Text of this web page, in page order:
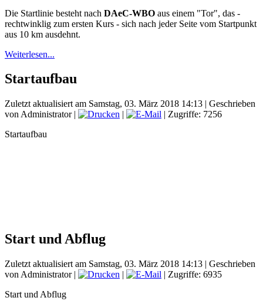
Die Startlinie besteht nach DAeC-WBO aus einem "Tor", das -
rechtwinklig zum ersten Kurs - sich nach jeder Seite vom Startpunkt
aus 10 km ausdehnt.
Weiterlesen...
Startaufbau
Zuletzt aktualisiert am Samstag, 03. März 2018 14:13 | Geschrieben
von Administrator| |
| Zugriffe: 7256
Startaufbau
Start und Abflug
Zuletzt aktualisiert am Samstag, 03. März 2018 14:13 | Geschrieben
von Administrator| |
| Zugriffe: 6935
Start und Abflug